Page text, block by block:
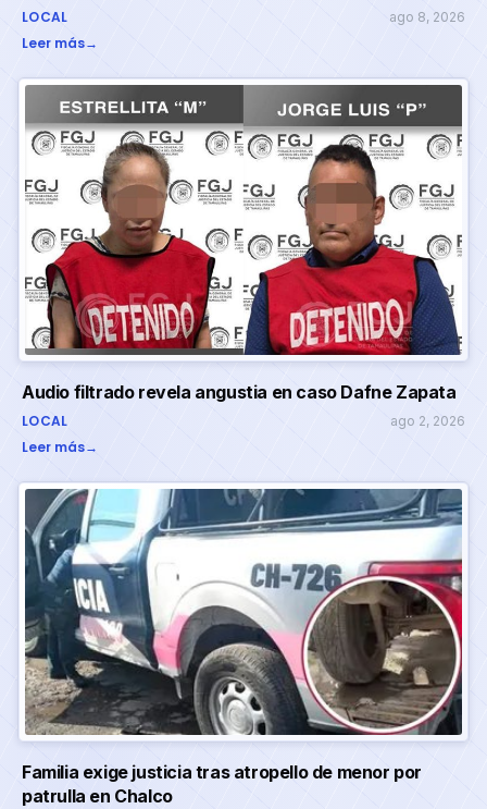
LOCAL ago 8, 2026
Leer más→
Audio filtrado revela angustia en caso Dafne Zapata
LOCAL ago 2, 2026
Leer más→
Familia exige justicia tras atropello de menor por
patrulla en Chalco